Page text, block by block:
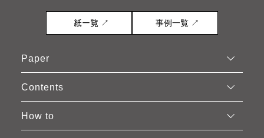
紙一覧 ↗ 事例一覧 ↗
Paper
Contents
How to